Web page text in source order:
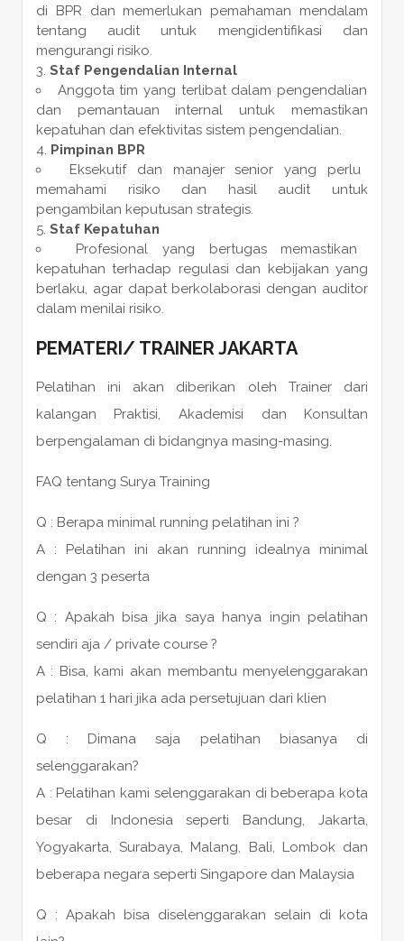
di BPR dan memerlukan pemahaman mendalam
tentang audit untuk mengidentifikasi dan
mengurangi risiko.
Staf Pengendalian Internal
Anggota tim yang terlibat dalam pengendalian
dan pemantauan internal untuk memastikan
kepatuhan dan efektivitas sistem pengendalian.
Pimpinan BPR
Eksekutif dan manajer senior yang perlu
memahami risiko dan hasil audit untuk
pengambilan keputusan strategis.
Staf Kepatuhan
Profesional yang bertugas memastikan
kepatuhan terhadap regulasi dan kebijakan yang
berlaku, agar dapat berkolaborasi dengan auditor
dalam menilai risiko.
PEMATERI/ TRAINERJAKARTA
Pelatihan ini akan diberikan oleh Trainer dari
kalangan Praktisi, Akademisi dan Konsultan
berpengalaman di bidangnya masing-masing.
FAQ tentang Surya Training
Q : Berapa minimal running pelatihan ini ?
A : Pelatihan ini akan running idealnya minimal
dengan 3 peserta
Q : Apakah bisa jika saya hanya ingin pelatihan
sendiri aja / private course ?
A : Bisa, kami akan membantu menyelenggarakan
pelatihan 1 hari jika ada persetujuan dari klien
Q : Dimana saja pelatihan biasanya di
selenggarakan?
A : Pelatihan kami selenggarakan di beberapa kota
besar di Indonesia seperti Bandung, Jakarta,
Yogyakarta, Surabaya, Malang, Bali, Lombok dan
beberapa negara seperti Singapore dan Malaysia
Q : Apakah bisa diselenggarakan selain di kota